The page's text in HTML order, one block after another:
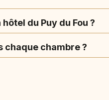
du Puy du Fou ?
chaque chambre ?